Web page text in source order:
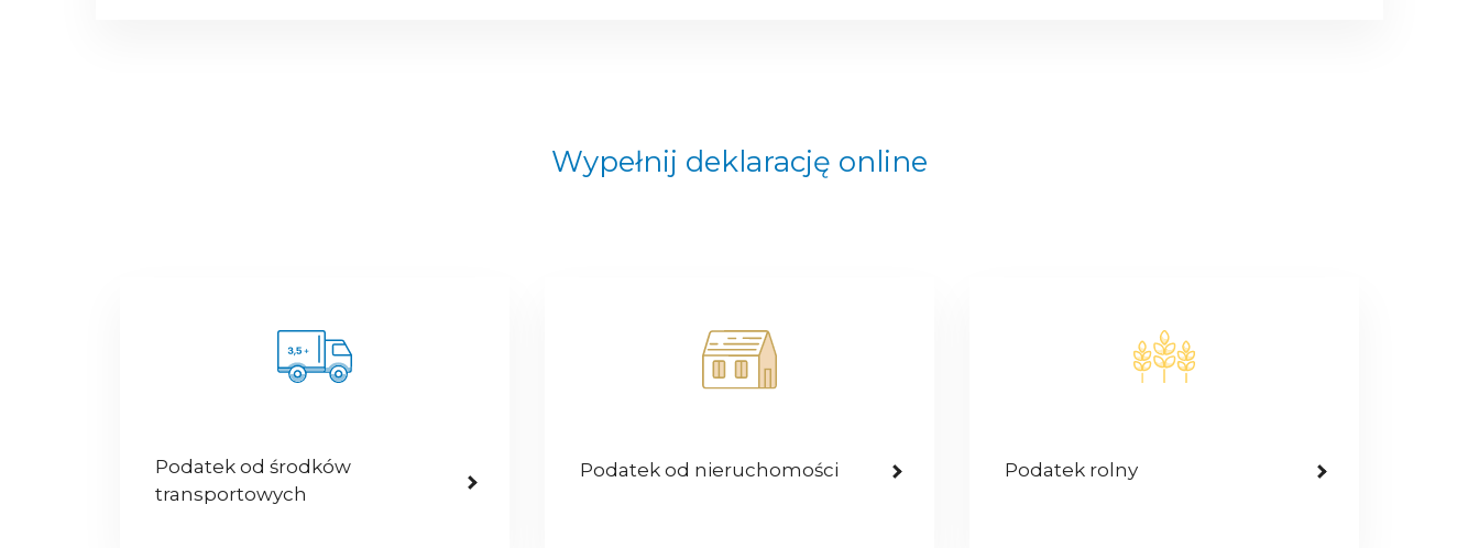
Wypełnij deklarację online
Podatek od środków
transportowych
Podatek od nieruchomości Podatek rolny